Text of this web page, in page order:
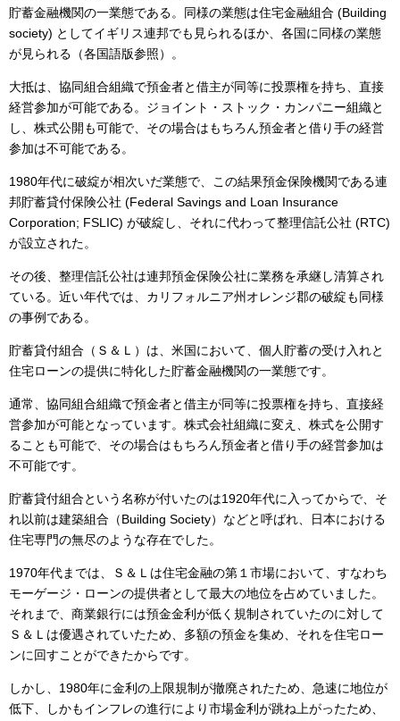
貯蓄金融機関の一業態である。同様の業態は住宅金融組合 (Building
society) としてイギリス連邦でも見られるほか、各国に同様の業態
が見られる（各国語版参照）。
大抵は、協同組合組織で預金者と借主が同等に投票権を持ち、直接
経営参加が可能である。ジョイント・ストック・カンパニー組織と
し、株式公開も可能で、その場合はもちろん預金者と借り手の経営
参加は不可能である。
1980年代に破綻が相次いだ業態で、この結果預金保険機関である連
邦貯蓄貸付保険公社 (Federal Savings and Loan Insurance
Corporation; FSLIC) が破綻し、それに代わって整理信託公社 (RTC)
が設立された。
その後、整理信託公社は連邦預金保険公社に業務を承継し清算され
ている。近い年代では、カリフォルニア州オレンジ郡の破綻も同様
の事例である。
貯蓄貸付組合（Ｓ＆Ｌ）は、米国において、個人貯蓄の受け入れと
住宅ローンの提供に特化した貯蓄金融機関の一業態です。
通常、協同組合組織で預金者と借主が同等に投票権を持ち、直接経
営参加が可能となっています。株式会社組織に変え、株式を公開す
ることも可能で、その場合はもちろん預金者と借り手の経営参加は
不可能です。
貯蓄貸付組合という名称が付いたのは1920年代に入ってからで、そ
れ以前は建築組合（Building Society）などと呼ばれ、日本における
住宅専門の無尽のような存在でした。
1970年代までは、Ｓ＆Ｌは住宅金融の第１市場において、すなわち
モーゲージ・ローンの提供者として最大の地位を占めていました。
それまで、商業銀行には預金金利が低く規制されていたのに対して
Ｓ＆Ｌは優遇されていたため、多額の預金を集め、それを住宅ロー
ンに回すことができたからです。
しかし、1980年に金利の上限規制が撤廃されたため、急速に地位が
低下、しかもインフレの進行により市場金利が跳ね上がったため、